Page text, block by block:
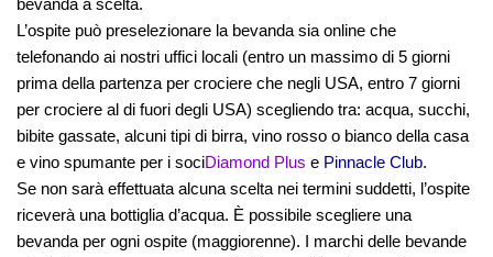
bevanda a scelta.
L’ospite può preselezionare la bevanda sia online che
telefonando ai nostri uffici locali (entro un massimo di 5 giorni
prima della partenza per crociere che negli USA, entro 7 giorni
per crociere al di fuori degli USA) scegliendo tra: acqua, succhi,
bibite gassate, alcuni tipi di birra, vino rosso o bianco della casa
e vino spumante per i sociDiamond Plus e Pinnacle Club.
Se non sarà effettuata alcuna scelta nei termini suddetti, l’ospite
riceverà una bottiglia d’acqua. È possibile scegliere una
bevanda per ogni ospite (maggiorenne). I marchi delle bevande